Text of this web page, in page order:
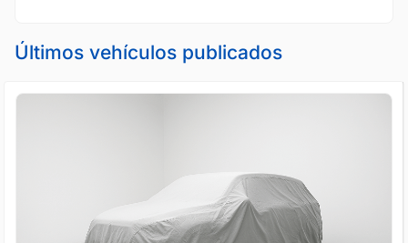
Últimos vehículos publicados